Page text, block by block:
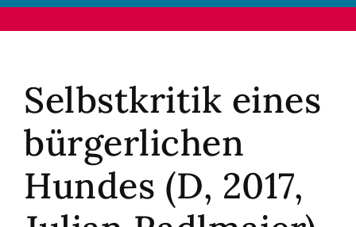
Selbstkritik eines
bürgerlichen
Hundes (D, 2017,